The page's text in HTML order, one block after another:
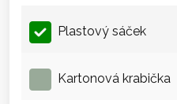
Plastový sáček
Kartonová krabička